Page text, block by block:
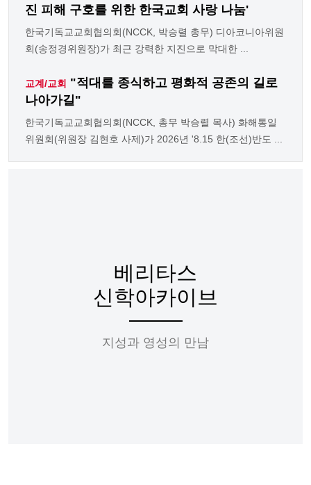
진 피해 구호를 위한 한국교회 사랑 나눔'
한국기독교교회협의회(NCCK, 박승렬 총무) 디아코니아위원
회(송정경위원장)가 최근 강력한 지진으로 막대한 ...
교계/교회 "적대를 종식하고 평화적 공존의 길로
나아가길"
한국기독교교회협의회(NCCK, 총무 박승렬 목사) 화해통일
위원회(위원장 김현호 사제)가 2026년 '8.15 한(조선)반도 ...
베리타스
신학아카이브
지성과 영성의 만남